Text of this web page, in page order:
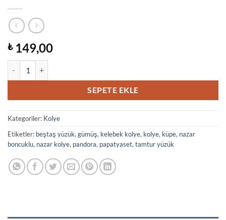
₺149,00
SEPETE EKLE
Kategoriler: Kolye
Etiketler: beştaş yüzük,gümüş, kelebek kolye, kolye, küpe, nazar
boncuklu, nazar kolye, pandora, papatyaset,tamtur yüzük